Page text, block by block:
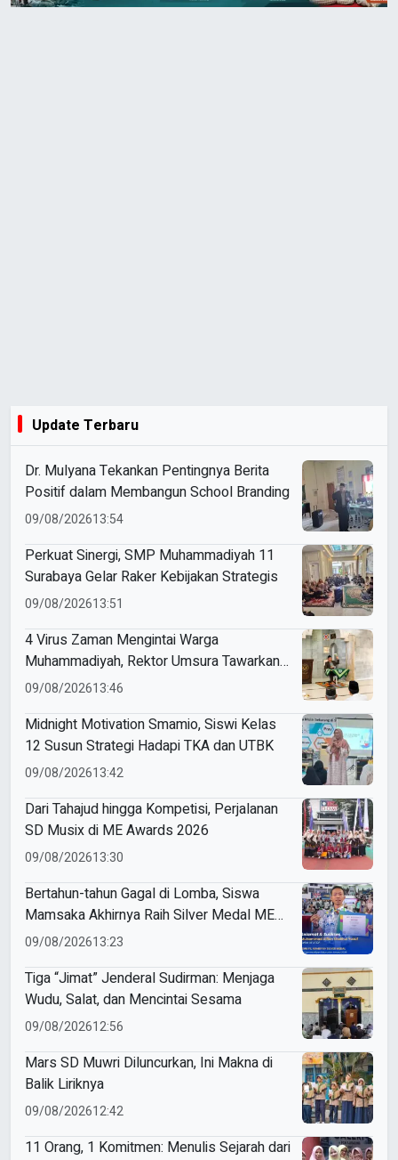
Update Terbaru
Dr. Mulyana Tekankan Pentingnya Berita
Positif dalam Membangun School Branding
09/08/202613:54
Perkuat Sinergi, SMP Muhammadiyah 11
Surabaya Gelar Raker Kebijakan Strategis
09/08/202613:51
4 Virus Zaman Mengintai Warga
Muhammadiyah, Rektor Umsura Tawarkan
PHIWM sebagai Imunisasi
09/08/202613:46
Midnight Motivation Smamio, Siswi Kelas
12 Susun Strategi Hadapi TKA dan UTBK
09/08/202613:42
Dari Tahajud hingga Kompetisi, Perjalanan
SD Musix di ME Awards 2026
09/08/202613:30
Bertahun-tahun Gagal di Lomba, Siswa
Mamsaka Akhirnya Raih Silver Medal ME
Awards 2026
09/08/202613:23
Tiga “Jimat” Jenderal Sudirman: Menjaga
Wudu, Salat, dan Mencintai Sesama
09/08/202612:56
Mars SD Muwri Diluncurkan, Ini Makna di
Balik Liriknya
09/08/202612:42
11 Orang, 1 Komitmen: Menulis Sejarah dari